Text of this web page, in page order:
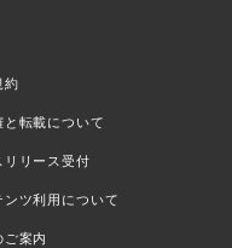
約
と転載について
リリース受付
ンツ利用について
ご案内